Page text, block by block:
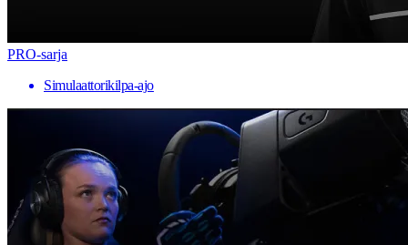
PRO-sarja
Simulaattorikilpa-ajo